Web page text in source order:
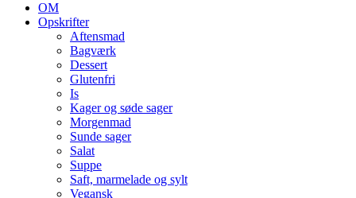
OM
Opskrifter
Aftensmad
Bagværk
Dessert
Glutenfri
Is
Kager og søde sager
Morgenmad
Sunde sager
Salat
Suppe
Saft, marmelade og sylt
Vegansk